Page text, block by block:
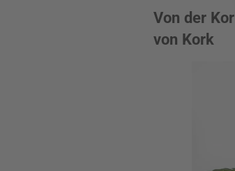
Von der
von Kork